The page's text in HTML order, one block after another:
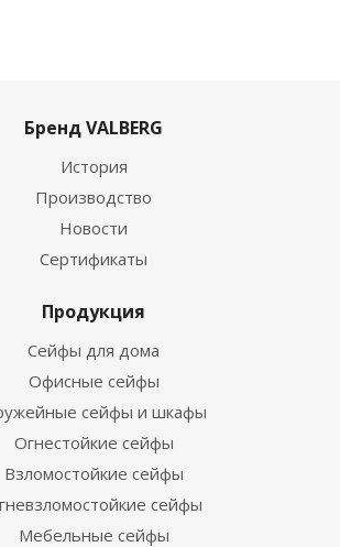
Бренд VALBERG
История
Производство
Новости
Сертификаты
Продукция
Сейфы для дома
Офисные сейфы
сейфы и шкафы
Огнестойкие сейфы
Взломостойкие сейфы
сейфы
Мебельные сейфы